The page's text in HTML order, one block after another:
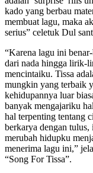
kado yang berbau
membuat lagu, maka
serius” celetuk Dul
“Karena lagu ini
dari nada hingga lirik-
mencintaiku. Tissa
mungkin yang terbaik
kehidupannya luar
banyak mengajariku
hal terpenting tentang
berkarya dengan
merubah hidupku
menerima lagu ini,”
“Song For Tissa”.